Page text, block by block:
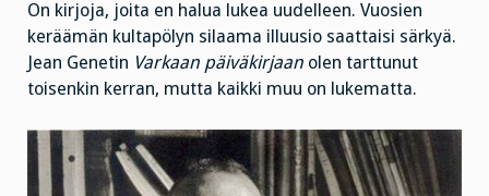
On kirjoja, joita en halua lukea uudelleen. Vuosien
keräämän kultapölyn silaama illuusio saattaisi särkyä.
Jean Genetin Varkaan päiväkirjaan olen tarttunut
toisenkin kerran, mutta kaikki muu on lukematta.